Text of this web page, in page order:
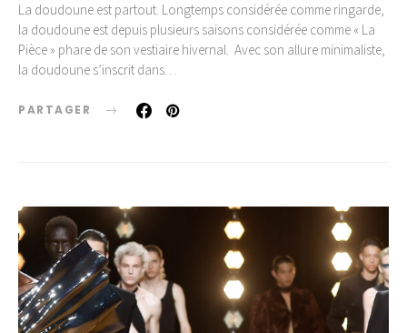
La doudoune est partout. Longtemps considérée comme ringarde,
la doudoune est depuis plusieurs saisons considérée comme « La
Pièce » phare de son vestiaire hivernal. Avec son allure minimaliste,
la doudoune s’inscrit dans…
PARTAGER